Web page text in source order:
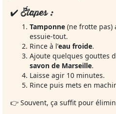
✔️ Étapes :
Tamponne (ne frotte pas)
essuie‑tout.
Rince à l’eau froide.
Ajoute quelques gouttes
savon de Marseille.
Laisse agir 10 minutes.
Rince puis mets en
👉 Souvent, ça suffit pour